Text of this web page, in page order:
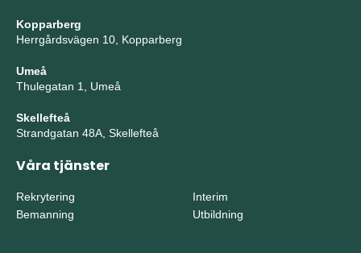
Kopparberg
Herrgårdsvägen 10, Kopparberg
Umeå
Thulegatan 1, Umeå
Skellefteå
Strandgatan 48A, Skellefteå
Våra tjänster
Rekrytering
Bemanning
Interim
Utbildning